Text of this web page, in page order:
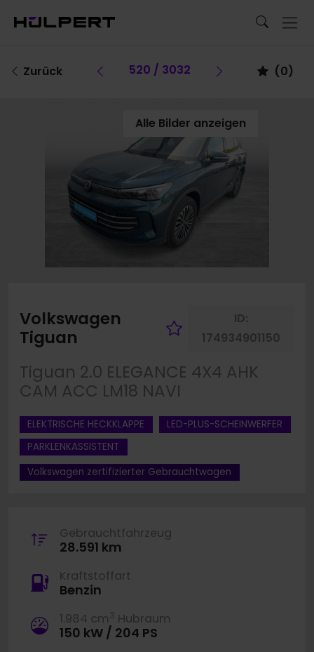
Zurück Vorheriges Fahrzeug
520 / 3032 Vorheriges
(0)
Alle Bilder anzeigen
Volkswagen
Tiguan
Fahrzeug
ID:
174934901150
Tiguan 2.0 ELEGANCE 4X4 AHK
CAM ACC LM18 NAVI
ELEKTRISCHE HECKKLAPPE
LED-PLUS-SCHEINWERFER
PARKLENKASSISTENT
Volkswagen zertifizierter Gebrauchtwagen
Gebrauchtfahrzeug
28.591 km
Kraftstoffart
Benzin
1.984 cm 3 Hubraum
150 kW / 204 PS